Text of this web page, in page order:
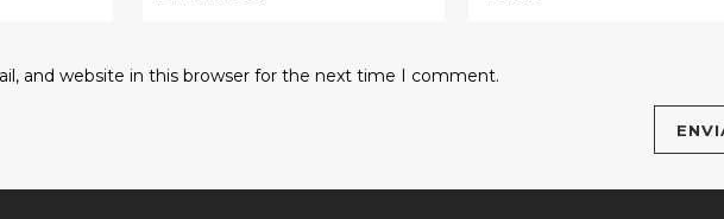
and website in this browser for the next time I comment.